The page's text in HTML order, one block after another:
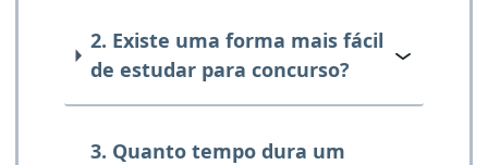
2. Existe uma forma mais fácil
de estudar para concurso?
3. Quanto tempo dura um